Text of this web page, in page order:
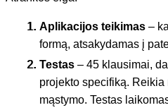
Aplikacijos teikimas –
formą, atsakydamas į
Testas – 45 klausimai,
projekto specifiką.
mąstymo. Testas